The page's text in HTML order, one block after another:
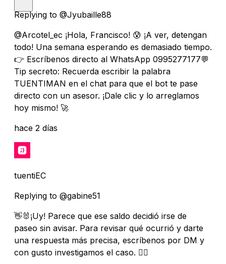
Replying to @Jyubaille88
@Arcotel_ec ¡Hola, Francisco! 😰 ¡A ver, detengan
todo! Una semana esperando es demasiado tiempo.
👉 Escríbenos directo al WhatsApp 0995277177💬
Tip secreto: Recuerda escribir la palabra
TUENTIMAN en el chat para que el bot te pase
directo con un asesor. ¡Dale clic y lo arreglamos
hoy mismo! 🚀
hace 2 días
tuentiEC
Replying to @gabine51
👋🐰¡Uy! Parece que ese saldo decidió irse de
paseo sin avisar. Para revisar qué ocurrió y darte
una respuesta más precisa, escríbenos por DM y
con gusto investigamos el caso. 🕵️‍♀️